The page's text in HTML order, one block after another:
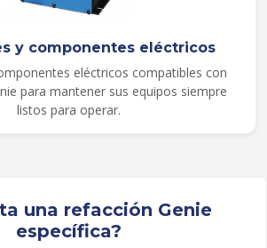
y componentes eléctricos
eléctricos compatibles con
para mantener sus equipos siempre
listos para operar.
una refacción Genie
específica?